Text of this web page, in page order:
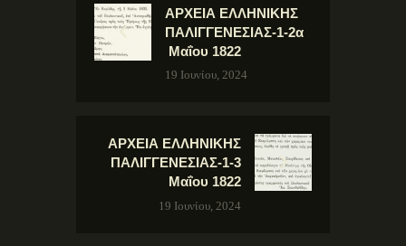
ΑΡΧΕΙΑ ΕΛΛΗΝΙΚΗΣ
ΠΑΛΙΓΓΕΝΕΣΙΑΣ-1-2α
Μαΐου 1822
19 Ιουνίου, 2024
ΑΡΧΕΙΑ ΕΛΛΗΝΙΚΗΣ
ΠΑΛΙΓΓΕΝΕΣΙΑΣ-1-3
Μαΐου 1822
19 Ιουνίου, 2024